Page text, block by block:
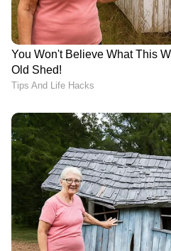
RECOMMENDED STORIES